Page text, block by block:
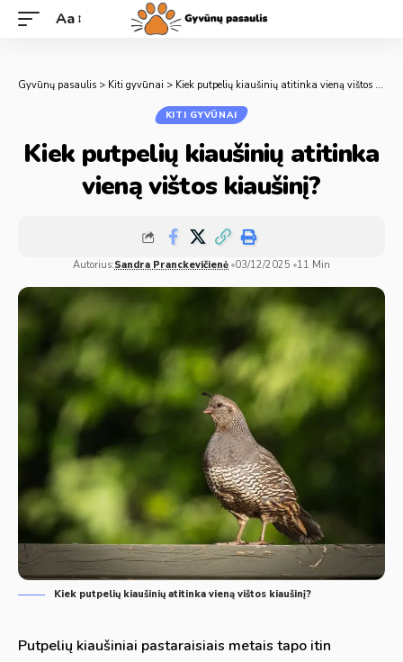
Aa
Gyvūnų pasaulis > Kiti gyvūnai > Kiek putpelių kiaušinių atitinka vieną vištos kiaušinį?
KITI GYVŪNAI
Kiek putpelių kiaušinių atitinka
vieną vištos kiaušinį?
Autorius:Sandra Pranckevičienė 03/12/2025 11 Min
Kiek putpelių kiaušinių atitinka vieną vištos kiaušinį?
Putpelių kiaušiniai pastaraisiais metais tapo itin